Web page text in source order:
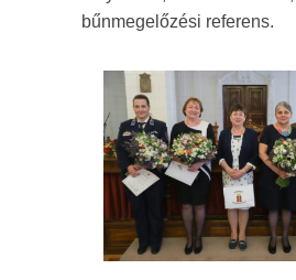
bűnmegelőzési referens.